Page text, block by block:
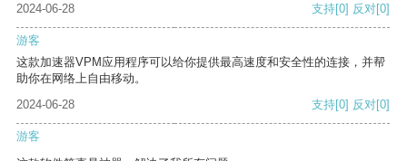
2024-06-28 支持[0] 反对[0]
游客
这款加速器VPM应用程序可以给你提供最高速度和安全性的连接，并帮
助你在网络上自由移动。
2024-06-28
支持[0] 反对[0]
游客